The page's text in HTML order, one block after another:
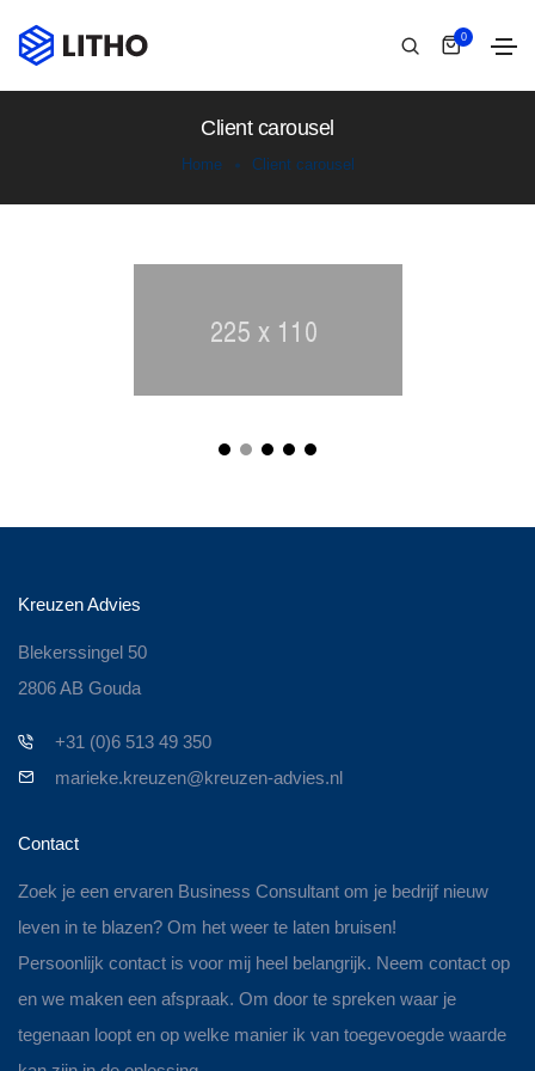
0
Client carousel
Home Client carousel
Kreuzen Advies
Blekerssingel 50
2806 AB Gouda
+31 (0)6 513 49 350
marieke.kreuzen@kreuzen-advies.nl
Contact
Zoek je een ervaren Business Consultant om je bedrijf nieuw
leven in te blazen? Om het weer te laten bruisen!
Persoonlijk contact is voor mij heel belangrijk. Neem contact op
en we maken een afspraak. Om door te spreken waar je
tegenaan loopt en op welke manier ik van toegevoegde waarde